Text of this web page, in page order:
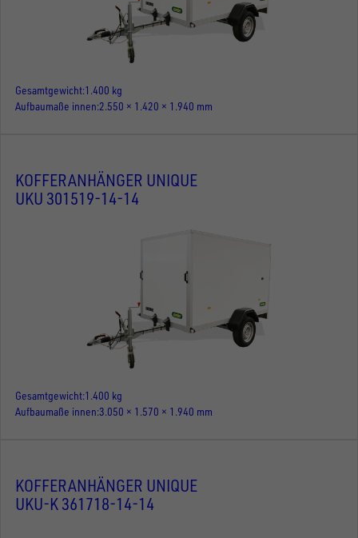
Gesamtgewicht 1.400 kg
Aufbaumaße innen 2.550 × 1.420 × 1.940 mm
KOFFERANHÄNGER UNIQUE
UKU 301519-14-14
Gesamtgewicht 1.400 kg
Aufbaumaße innen 3.050 × 1.570 × 1.940 mm
KOFFERANHÄNGER UNIQUE
UKU-K 361718-14-14